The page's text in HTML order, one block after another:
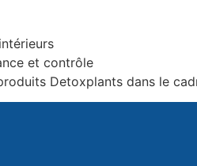
et contrôle
Detoxplants dans le